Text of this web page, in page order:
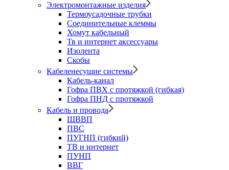
Электромонтажные изделия
Термоусадочные трубки
Соединительные клеммы
Хомут кабельный
Тв и интернет аксессуары
Изолента
Скобы
Кабеленесущие системы
Кабель-канал
Гофра ПВХ с протяжкой (гибкая)
Гофра ПНД с протяжкой
Кабель и провода
ШВВП
ПВС
ПУГНП (гибкий)
ТВ и интернет
ПУНП
ВВГ